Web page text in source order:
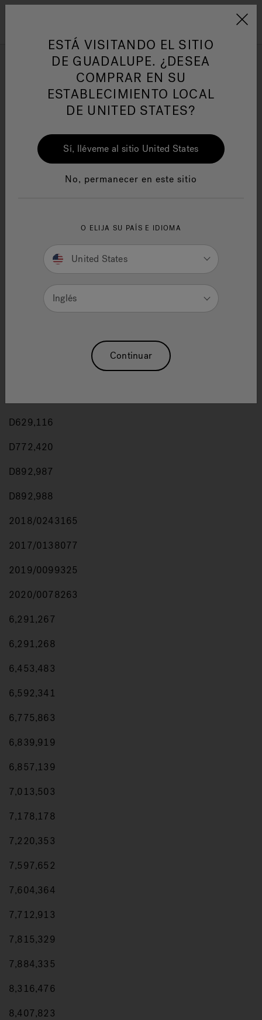
Jacuzzi&reg; Latin
Responsabilidad Social
HIDROMASAJE
JACUZZI PATENTS
D544,611
D547,877
D592,311
D592,738
D593,350
D629,116
D772,420
D892,987
D892,988
2018/0243165
2017/0138077
2019/0099325
2020/0078263
6,291,267
6,291,268
6,453,483
6,592,341
6,775,863
6,839,919
6,857,139
7,013,503
7,178,178
7,220,353
7,597,652
7,604,364
7,712,913
7,815,329
7,884,335
8,316,476
8,407,823
ESTÁ VISITANDO EL SITIO
DE GUADALUPE. ¿DESEA
COMPRAR EN SU
ESTABLECIMIENTO LOCAL
DE UNITED STATES?
Sí, lléveme al sitio United States
No, permanecer en este sitio
O ELIJA SU PAÍS E IDIOMA
United States
Inglés
Continuar